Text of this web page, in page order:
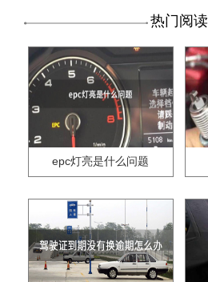
热门阅读
epc灯亮是什么问题